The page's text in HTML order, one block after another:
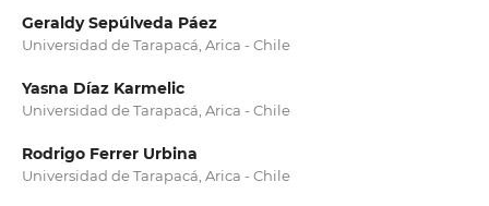
Geraldy Sepúlveda Páez
Universidad de Tarapacá, Arica - Chile
Yasna Díaz Karmelic
Universidad de Tarapacá, Arica - Chile
Rodrigo Ferrer Urbina
Universidad de Tarapacá, Arica - Chile